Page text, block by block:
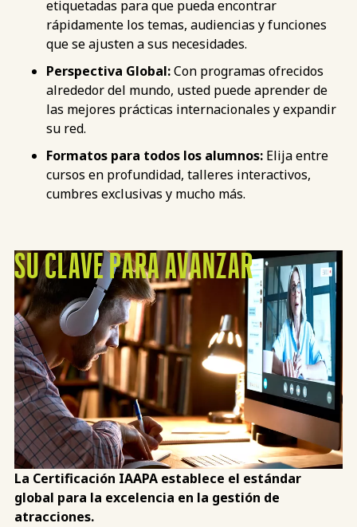
etiquetadas para que pueda encontrar
rápidamente los temas, audiencias y funciones
que se ajusten a sus necesidades.
Perspectiva Global:Con programas ofrecidos
alrededor del mundo, usted puede aprender de
las mejores prácticas internacionales y expandir
su red.
Formatos para todos los alumnos: Elija entre
cursos en profundidad, talleres interactivos,
cumbres exclusivas y mucho más.
SU CLAVE PARA AVANZAR
La Certificación IAAPA establece el estándar
global para la excelencia en la gestión de
atracciones.